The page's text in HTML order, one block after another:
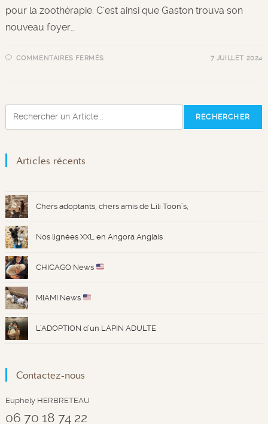
pour la zoothérapie. C'est ainsi que Gaston trouva son
nouveau foyer…
COMMENTAIRES FERMÉS 7 JUILLET 2024
RECHERCHER
Articles récents
Chers adoptants, chers amis de Lili Toon’s,
Nos lignées XXL en Angora Anglais
CHICAGO News
MIAMI News
L’ADOPTION d’un LAPIN ADULTE
Contactez-nous
Euphély HERBRETEAU
06 70 18 74 22